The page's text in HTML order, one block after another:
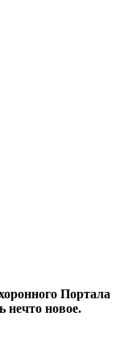
Портала
нечто новое.